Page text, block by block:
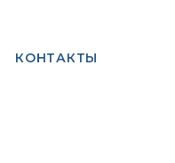
КОНТАКТЫ